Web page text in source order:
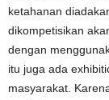
ketahanan
dikompetisikan
dengan
itu juga ada
masyarakat.